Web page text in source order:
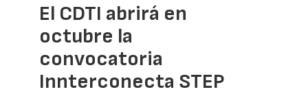
El CDTI abrirá en
octubre la
convocatoria
Innterconecta STEP